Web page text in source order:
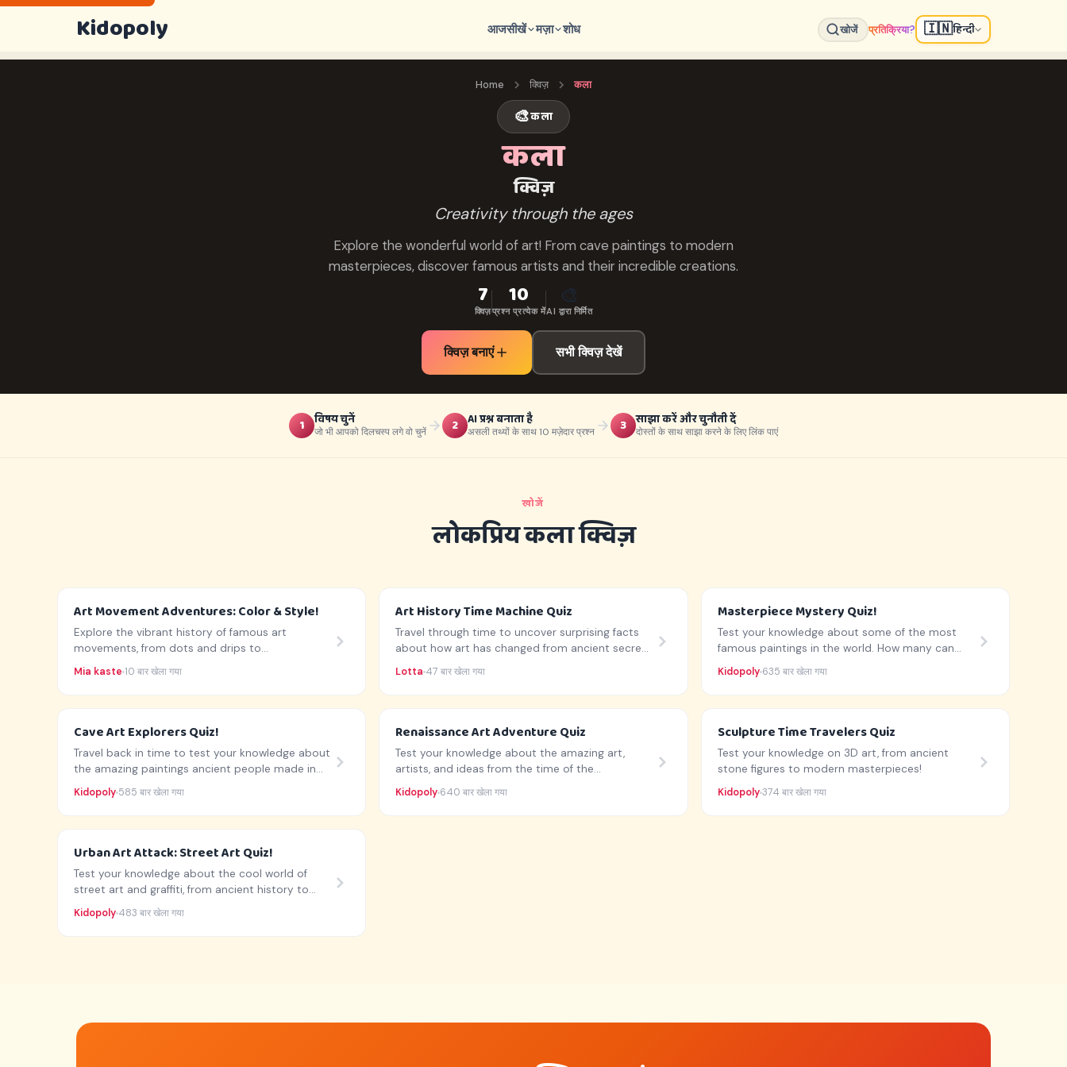
Kidopoly आजसीखें मज़ा शोध खोजें प्रतिक्रिया? 🇮🇳हिन्दी
Home क्विज़ कला
🎨कला
कला
क्विज़
Creativity through the ages
Explore the wonderful world of art! From cave paintings to modern
masterpieces, discover famous artists and their incredible creations.
7
क्विज़
10
प्रश्न प्रत्येक में
🎨
AI द्वारा निर्मित
क्विज़ बनाएं सभी क्विज़ देखें
1 विषय चुनें
जो भी आपको दिलचस्प लगे वो चुनें 2 AI प्रश्न बनाता है
असली तथ्यों के साथ 10 मज़ेदार प्रश्न 3 साझा करें और चुनौती दें
दोस्तों के साथ साझा करने के लिए लिंक पाएं
खोजें
लोकप्रिय कला क्विज़
Art Movement Adventures: Color & Style!
Explore the vibrant history of famous art
movements, from dots and drips to
dreamscapes!
Mia kaste 10 बार खेला गया
Art History Time Machine Quiz
Travel through time to uncover surprising facts
about how art has changed from ancient secrets
to vibrant colors.
Lotta 47 बार खेला गया
Masterpiece Mystery Quiz!
Test your knowledge about some of the most
famous paintings in the world. How many can
you get right?
Kidopoly635 बार खेला गया
Cave Art Explorers Quiz!
Travel back in time to test your knowledge about
the amazing paintings ancient people made in
caves!
Kidopoly 585 बार खेला गया
Renaissance Art Adventure Quiz
Test your knowledge about the amazing art,
artists, and ideas from the time of the
Renaissance!
Kidopoly 640 बार खेला गया
Sculpture Time Travelers Quiz
Test your knowledge on 3D art, from ancient
stone figures to modern masterpieces!
Kidopoly374 बार खेला गया
Urban Art Attack: Street Art Quiz!
Test your knowledge about the cool world of
street art and graffiti, from ancient history to
famous artists!
Kidopoly 483 बार खेला गया